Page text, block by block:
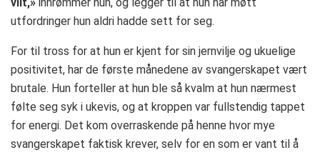
vilt,» innrømmer hun, og legger til at hun har møtt
utfordringer hun aldri hadde sett for seg.
For til tross for at hun er kjent for sin jernvilje og ukuelige
positivitet, har de første månedene av svangerskapet vært
brutale. Hun forteller at hun ble så kvalm at hun nærmest
følte seg syk i ukevis, og at kroppen var fullstendig tappet
for energi. Det kom overraskende på henne hvor mye
svangerskapet faktisk krever, selv for en som er vant til å